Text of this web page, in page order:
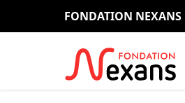
FONDATION NEXANS